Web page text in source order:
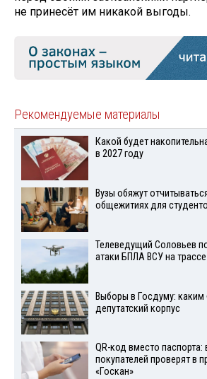
не принесёт им никакой выгоды.
Рекомендуемые материалы
Какой будет
в 2027 году
Вузы обяжут
общежитиях для
Телеведущий Соловьев
атаки БПЛА ВСУ на
Выборы в Госдуму: каким
депутатский корпус
QR-код вместо паспорта:
покупателей проверят в
«Госкан»